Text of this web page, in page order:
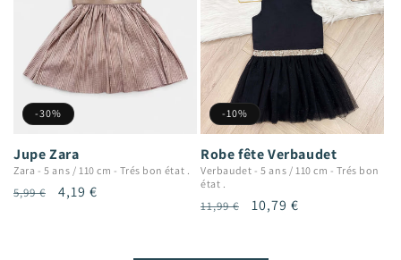
-30%
Jupe Zara
Zara - 5 ans / 110 cm -Trés bon état .
Prix
5,99 €
Prix
4,19 €
-10%
Robe fête Verbaudet
Verbaudet - 5 ans / 110 cm -Trés bon
état .
Prix
11,99 €
Prix
10,79 €